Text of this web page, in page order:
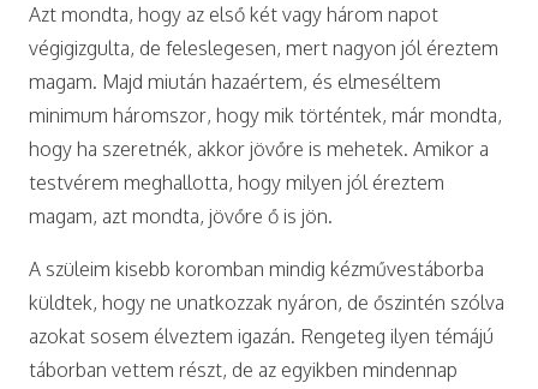
Azt mondta, hogy az első két vagy három napot
végigizgulta, de feleslegesen, mert nagyon jól éreztem
magam. Majd miután hazaértem, és elmeséltem
minimum háromszor, hogy mik történtek, már mondta,
hogy ha szeretnék, akkor jövőre is mehetek. Amikor a
testvérem meghallotta, hogy milyen jól éreztem
magam, azt mondta, jövőre ő is jön.
A szüleim kisebb koromban mindig kézművestáborba
küldtek, hogy ne unatkozzak nyáron, de őszintén szólva
azokat sosem élveztem igazán. Rengeteg ilyen témájú
táborban vettem részt, de az egyikben mindennap